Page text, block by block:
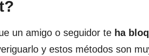
un amigo o seguidor te ha
y estos métodos son